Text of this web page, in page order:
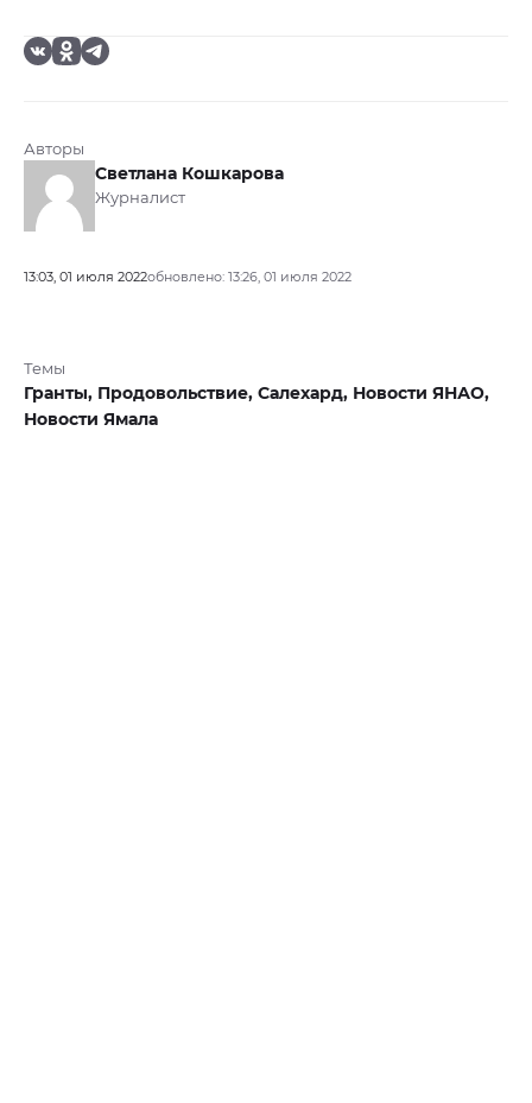
Авторы
Светлана Кошкарова
Журналист
13:03, 01 июля 2022обновлено: 13:26, 01 июля 2022
Темы
Гранты, Продовольствие, Салехард, Новости ЯНАО,
Новости Ямала